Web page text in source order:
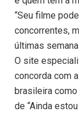
“Seu filme
concorrentes,
últimas
O site
concorda com
brasileira
de “Ainda